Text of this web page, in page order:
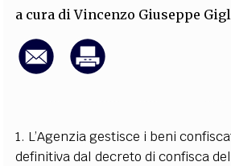
CODICI RUBRICHE LIBRI PROCEEDINGS
a cura diVincenzo Giuseppe
1. L’Agenzia gestisce i beni
definitiva dal decreto di confisca